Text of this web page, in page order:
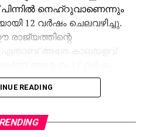
പിന്നിൽ നെഹ്റുവാണെന്നും
12 വർഷം ചെലവഴിച്ചു.
ഏതാണ്ട് അതേ കാലയളവ്
അദ്ദേഹം
തേജസ്
READING